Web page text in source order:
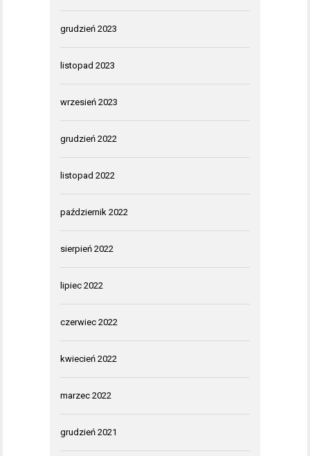
grudzień 2023
listopad 2023
wrzesień 2023
grudzień 2022
listopad 2022
październik 2022
sierpień 2022
lipiec 2022
czerwiec 2022
kwiecień 2022
marzec 2022
grudzień 2021